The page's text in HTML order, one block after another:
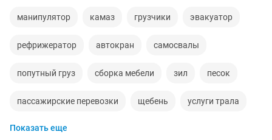
манипулятор камаз грузчики эвакуатор
рефрижератор автокран самосвалы
попутный груз сборка мебели зил песок
пассажирские перевозки щебень услуги трала
пианино
Показать еще